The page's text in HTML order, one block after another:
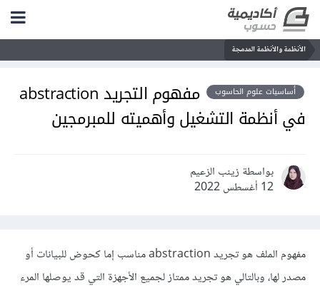
الأنظمة والأنظمة المدمجة
أساسيات علوم الحاسوب
مفهوم التجريد abstraction
في أنظمة التشغيل وأهميته للمبرمجين
بواسطة زينب الزعيم
12 أغسطس 2022
مفهوم الملف هو تجريد abstraction مناسب إما كحوض للبيانات أو
مصدر لها، وبالتالي هو تجريد ممتاز لجميع الأجهزة التي قد يوصلها المرء